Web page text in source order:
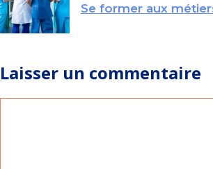
Se former aux
Laisser un commentaire